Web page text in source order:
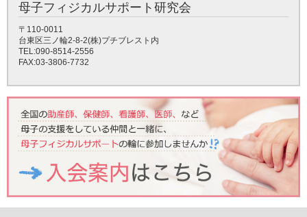
母子フィジカルサポート研究会
〒110-0011
台東区三ノ輪2-8-2(株)プチブレスト内
TEL:090-8514-2556
FAX:03-3806-7732